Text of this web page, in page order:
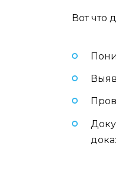
Вот что